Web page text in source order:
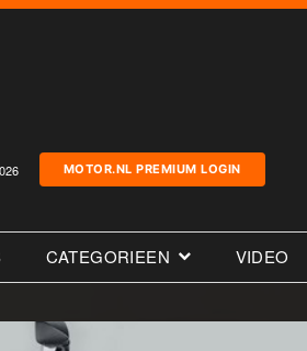
MOTOR.NL PREMIUM LOGIN
CATEGORIEEN VIDEO